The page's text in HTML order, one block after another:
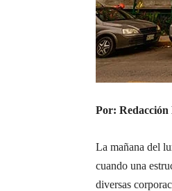
Por: Redacción
La mañana del
cuando una
diversas